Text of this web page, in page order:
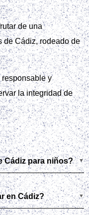
de una
de Cádiz, rodeado de
y
la integridad de
Cádiz para niños?
en Cádiz?